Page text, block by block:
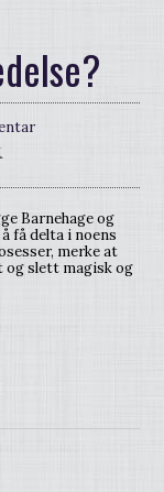
Barnehage og
få delta i noens
merke at
og slett magisk og